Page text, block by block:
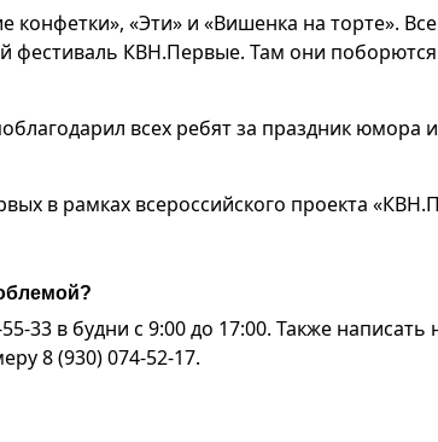
«Эти» и «Вишенка на торте». Все
КВН.Первые. Там они поборются
всех ребят за праздник юмора и
в рамках всероссийского проекта
33 в будни с 9:00 до 17:00. Также написать
8 (930) 074-52-17.